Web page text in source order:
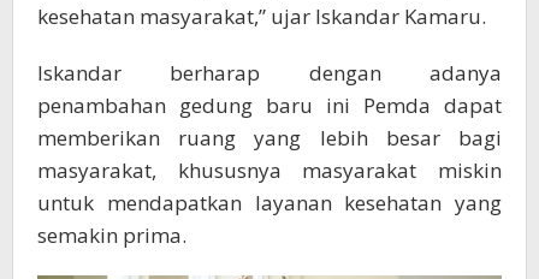
kesehatan masyarakat,” ujar Iskandar Kamaru.
Iskandar berharap dengan adanya
penambahan gedung baru ini Pemda dapat
memberikan ruang yang lebih besar bagi
masyarakat, khususnya masyarakat miskin
untuk mendapatkan layanan kesehatan yang
semakin prima.